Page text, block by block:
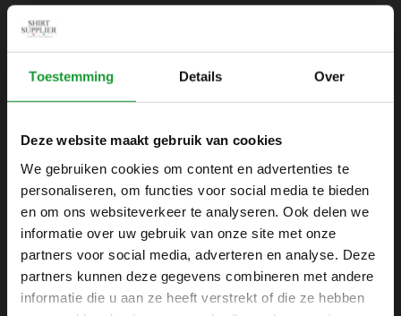
Toestemming Details Over
Deze website maakt gebruik van cookies
We gebruiken cookies om content en advertenties te
personaliseren, om functies voor social media te bieden
en om ons websiteverkeer te analyseren. Ook delen we
informatie over uw gebruik van onze site met onze
partners voor social media, adverteren en analyse. Deze
partners kunnen deze gegevens combineren met andere
informatie die u aan ze heeft verstrekt of die ze hebben
SHIRTSUPPLIER.NL
Webshop voor mannen
Zijlijnstraat 24
1433 DC
Kudelstaart
+31 6 42 52 32 80